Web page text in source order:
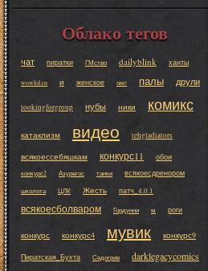
Облако тегов
чат пиратки ГМство dailyblink ханты
wowlol.ru и женское омг палы друли
lookingforgroup нубы ники комикс
катаклизм видео tehgladiators
всякоессебяшкам конкурс11 обои
конкурс2 Азурегос танки всякоесдренором
школота ЦЛК Жесть патч_4.0.1
всякоесболваром Гордунни м роги
конкурс конкурс4 мувик конкурс9
Пиратская_Бухта Седогрив darklegacycomics